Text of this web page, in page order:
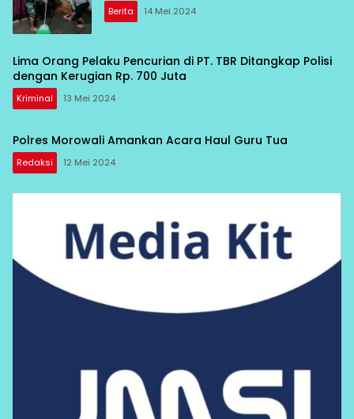
Berita 14 Mei 2024
Lima Orang Pelaku Pencurian di PT. TBR Ditangkap Polisi
dengan Kerugian Rp. 700 Juta
Kriminal 13 Mei 2024
Polres Morowali Amankan Acara Haul Guru Tua
Redaksi 12 Mei 2024